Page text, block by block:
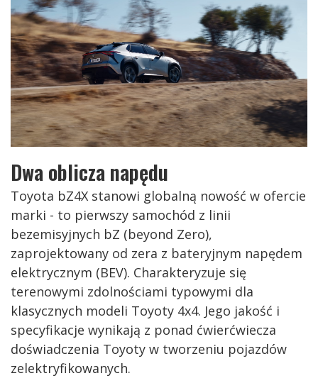
Dwa oblicza napędu
Toyota bZ4X stanowi globalną nowość w ofercie
marki - to pierwszy samochód z linii
bezemisyjnych bZ (beyond Zero),
zaprojektowany od zera z bateryjnym napędem
elektrycznym (BEV). Charakteryzuje się
terenowymi zdolnościami typowymi dla
klasycznych modeli Toyoty 4x4. Jego jakość i
specyfikacje wynikają z ponad ćwierćwiecza
doświadczenia Toyoty w tworzeniu pojazdów
zelektryfikowanych.